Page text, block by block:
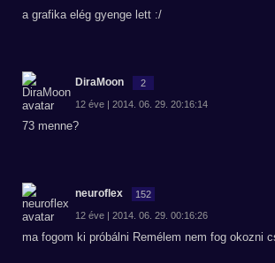
a grafika elég gyenge lett :/
DiraMoon 2
12 éve | 2014. 06. 29. 20:16:14
73 menne?
neuroflex 152
12 éve | 2014. 06. 29. 00:16:26
ma fogom ki próbálni Remélem nem fog okozni